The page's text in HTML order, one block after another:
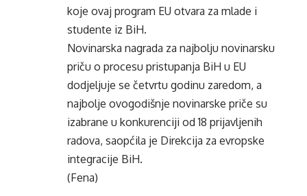
koje ovaj program EU otvara za mlade i
studente iz BiH.
Novinarska nagrada za najbolju novinarsku
priču o procesu pristupanja BiH u EU
dodjeljuje se četvrtu godinu zaredom, a
najbolje ovogodišnje novinarske priče su
izabrane u konkurenciji od 18 prijavljenih
radova, saopćila je Direkcija za evropske
integracije BiH.
(Fena)